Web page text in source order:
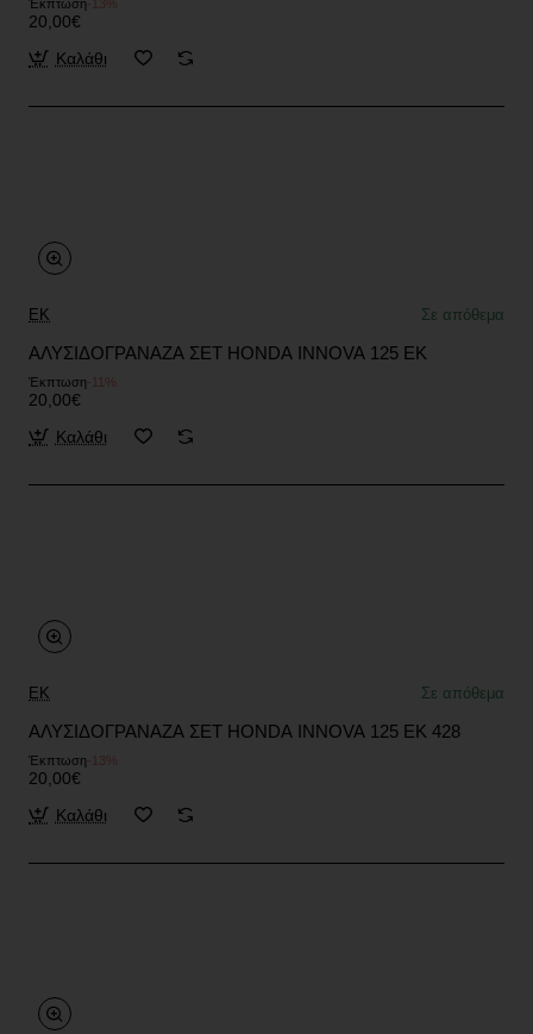
Έκπτωση-13%
20,00€
Καλάθι
EK Σε απόθεμα
ΑΛΥΣΙΔΟΓΡΑΝΑΖΑ ΣΕΤ HONDA INNOVA 125 EK
Έκπτωση-11%
20,00€
Καλάθι
EK Σε απόθεμα
ΑΛΥΣΙΔΟΓΡΑΝΑΖΑ ΣΕΤ HONDA INNOVA 125 EK 428
Έκπτωση-13%
20,00€
Καλάθι